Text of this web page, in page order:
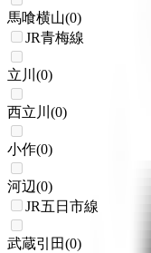
馬喰横山(0)
JR青梅線
立川 (0)
西立川 (0)
小作(0)
河辺(0)
JR五日市線
武蔵引田(0)